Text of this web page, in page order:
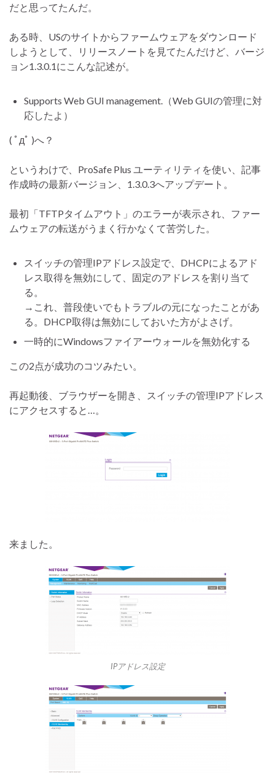
だと思ってたんだ。
ある時、USのサイトからファームウェアをダウンロード
しようとして、リリースノートを見てたんだけど、バージ
ョン1.3.0.1にこんな記述が。
Supports Web GUI management.（Web GUIの管理に対
応したよ）
( ﾟдﾟ )へ？
というわけで、ProSafe Plus ユーティリティを使い、記事
作成時の最新バージョン、1.3.0.3へアップデート。
最初「TFTPタイムアウト」のエラーが表示され、ファー
ムウェアの転送がうまく行かなくて苦労した。
スイッチの管理IPアドレス設定で、DHCPによるアド
レス取得を無効にして、固定のアドレスを割り当て
る。
→これ、普段使いでもトラブルの元になったことがあ
る。DHCP取得は無効にしておいた方がよさげ。
一時的にWindowsファイアーウォールを無効化する
この2点が成功のコツみたい。
再起動後、ブラウザーを開き、スイッチの管理IPアドレス
にアクセスすると…。
来ました。
IPアドレス設定